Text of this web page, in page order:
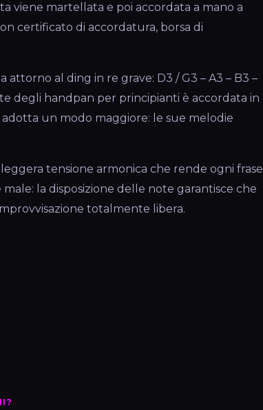
viene martellata e poi accordata a mano a
certificato di accordatura, borsa di
al ding in re grave: D3 / G3 – A3 – B3 –
degli handpan per principianti è accordata in
adotta un modo maggiore: le sue melodie
tensione armonica che rende ogni frase
la disposizione delle note garantisce che
totalmente libera.